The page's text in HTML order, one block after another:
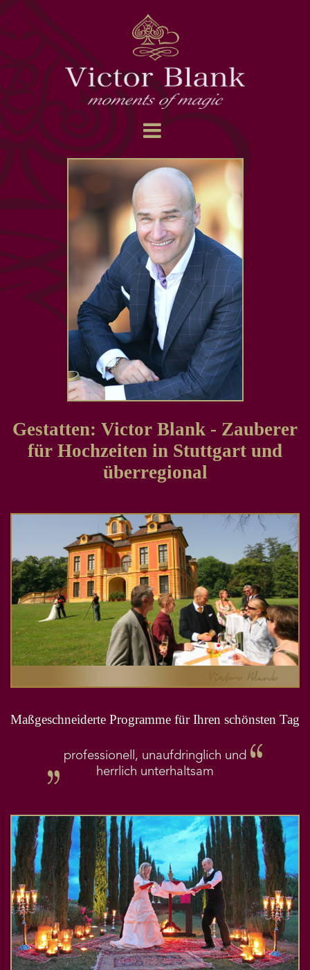
Gestatten: Victor Blank - Zauberer
für Hochzeiten in Stuttgart und
überregional
Maßgeschneiderte Programme für Ihren schönsten Tag
professionell, unaufdringlich und
herrlich unterhaltsam